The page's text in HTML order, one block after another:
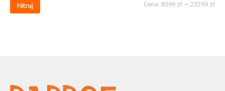
Filtruj Cena: 8599 zł — 23299 zł